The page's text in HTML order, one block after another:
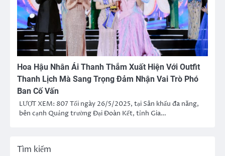
Hoa Hậu Nhân Ái Thanh Thắm Xuất Hiện Với Outfit
Thanh Lịch Mà Sang Trọng Đảm Nhận Vai Trò Phó
Ban Cố Vấn
LƯỢT XEM: 807 Tối ngày 26/5/2025, tại Sân khấu đa năng,
bên cạnh Quảng trường Đại Đoàn Kết, tỉnh Gia…
Tìm kiếm